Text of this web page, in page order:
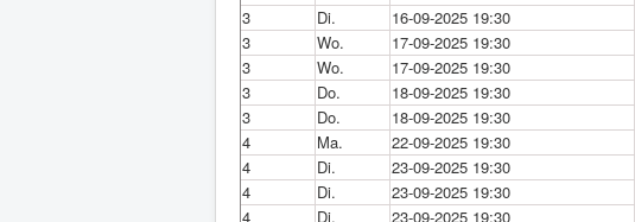
3
Di. 16-09-2025 19:30
3
Wo. 17-09-2025 19:30
3
Wo. 17-09-2025 19:30
3
Do. 18-09-2025 19:30
3
Do. 18-09-2025 19:30
4
Ma. 22-09-2025 19:30
4
Di. 23-09-2025 19:30
4
Di. 23-09-2025 19:30
4
Di. 23-09-2025 19:30